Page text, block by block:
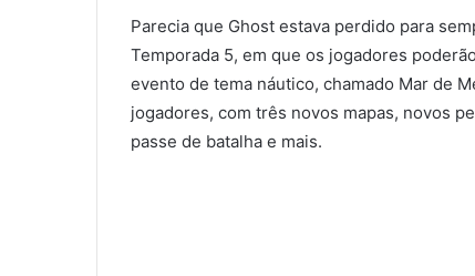
Parecia que Ghost estava perdido para
Temporada 5, em que os jogadores
evento de tema náutico, chamado Mar de
jogadores, com três novos mapas, novos
passe de batalha e mais.